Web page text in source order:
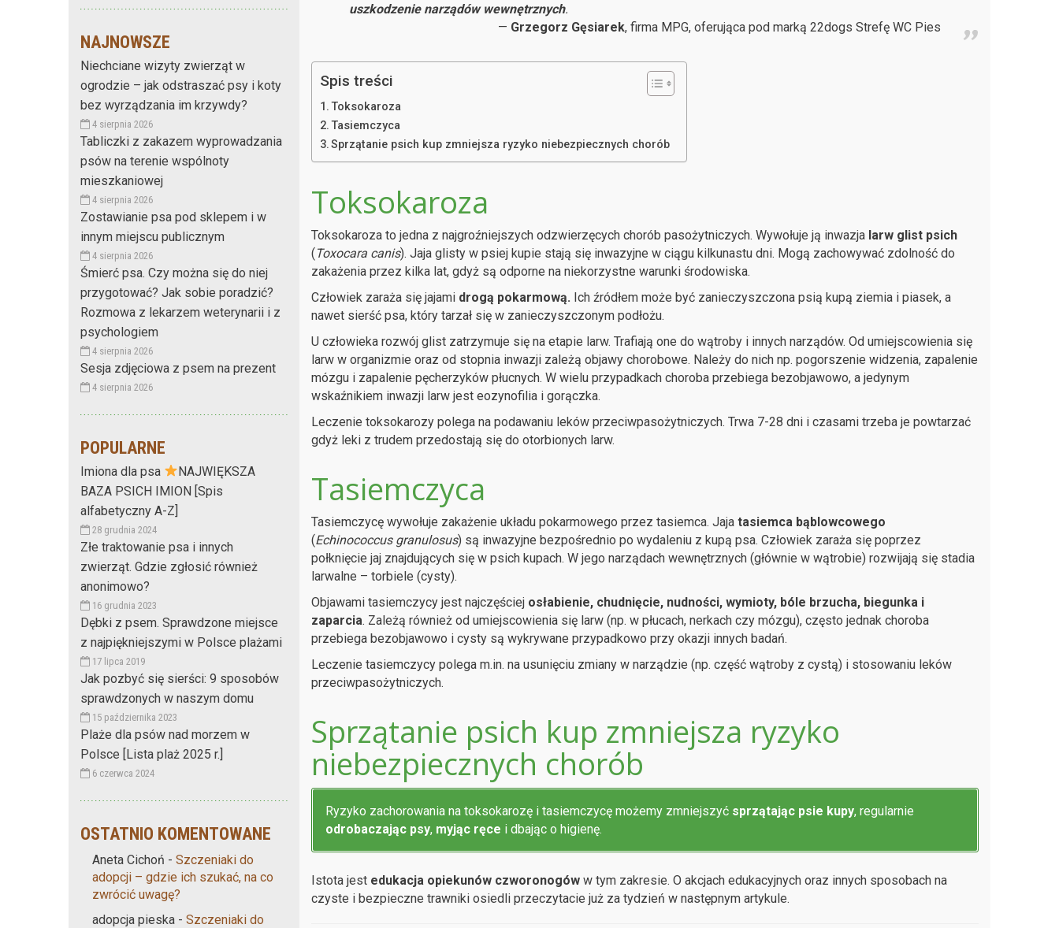
NAJNOWSZE
Niechciane wizyty zwierząt w
ogrodzie – jak odstraszać psy i koty
bez wyrządzania im krzywdy?
4 sierpnia 2026
Tabliczki z zakazem wyprowadzania
psów na terenie wspólnoty
mieszkaniowej
4 sierpnia 2026
Zostawianie psa pod sklepem i w
innym miejscu publicznym
4 sierpnia 2026
Śmierć psa. Czy można się do niej
przygotować? Jak sobie poradzić?
Rozmowa z lekarzem weterynarii i z
psychologiem
4 sierpnia 2026
Sesja zdjęciowa z psem na prezent
4 sierpnia 2026
POPULARNE
Imiona dla psa
NAJWIĘKSZA
BAZA PSICH IMION [Spis
alfabetyczny A-Z]
28 grudnia 2024
Złe traktowanie psa i innych
zwierząt. Gdzie zgłosić również
anonimowo?
16 grudnia 2023
Dębki z psem. Sprawdzone miejsce
z najpiękniejszymi w Polsce plażami
17 lipca 2019
Jak pozbyć się sierści: 9 sposobów
sprawdzonych w naszym domu
15 października 2023
Plaże dla psów nad morzem w
Polsce [Lista plaż 2025 r.]
6 czerwca 2024
OSTATNIO KOMENTOWANE
Aneta Cichoń - Szczeniaki do
adopcji – gdzie ich szukać, na co
zwrócić uwagę?
adopcja pieska - Szczeniaki do
uszkodzenie narządów wewnętrznych.
Grzegorz Gęsiarek, firma MPG, oferująca pod marką 22dogs Strefę WC Pies
Spis treści
Toksokaroza
Tasiemczyca
Sprzątanie psich kup zmniejsza ryzyko niebezpiecznych chorób
Toksokaroza
Toksokaroza to jedna z najgroźniejszych odzwierzęcych chorób pasożytniczych. Wywołuje ją inwazja larw glist psich
(Toxocara canis). Jaja glisty w psiej kupie stają się inwazyjne w ciągu kilkunastu dni. Mogą zachowywać zdolność do
zakażenia przez kilka lat, gdyż są odporne na niekorzystne warunki środowiska.
Człowiek zaraża się jajami drogą pokarmową. Ich źródłem może być zanieczyszczona psią kupą ziemia i piasek, a
nawet sierść psa, który tarzał się w zanieczyszczonym podłożu.
U człowieka rozwój glist zatrzymuje się na etapie larw. Trafiają one do wątroby i innych narządów. Od umiejscowienia się
larw w organizmie oraz od stopnia inwazji zależą objawy chorobowe. Należy do nich np. pogorszenie widzenia, zapalenie
mózgu i zapalenie pęcherzyków płucnych. W wielu przypadkach choroba przebiega bezobjawowo, a jedynym
wskaźnikiem inwazji larw jest eozynofilia i gorączka.
Leczenie toksokarozy polega na podawaniu leków przeciwpasożytniczych. Trwa 7-28 dni i czasami trzeba je powtarzać
gdyż leki z trudem przedostają się do otorbionych larw.
Tasiemczyca
Tasiemczycę wywołuje zakażenie układu pokarmowego przez tasiemca. Jaja tasiemca bąblowcowego
(Echinococcus granulosus) są inwazyjne bezpośrednio po wydaleniu z kupą psa. Człowiek zaraża się poprzez
połknięcie jaj znajdujących się w psich kupach. W jego narządach wewnętrznych (głównie w wątrobie) rozwijają się stadia
larwalne – torbiele (cysty).
Objawami tasiemczycy jest najczęściej osłabienie, chudnięcie, nudności, wymioty, bóle brzucha, biegunka i
zaparcia. Zależą również od umiejscowienia się larw (np. w płucach, nerkach czy mózgu), często jednak choroba
przebiega bezobjawowo i cysty są wykrywane przypadkowo przy okazji innych badań.
Leczenie tasiemczycy polega m.in. na usunięciu zmiany w narządzie (np. część wątroby z cystą) i stosowaniu leków
przeciwpasożytniczych.
Sprzątanie psich kup zmniejsza ryzyko
niebezpiecznych chorób
Ryzyko zachorowania na toksokarozę i tasiemczycę możemy zmniejszyćsprzątając psie kupy, regularnie
odrobaczając psy, myjąc ręce i dbając o higienę.
Istota jest edukacja opiekunów czworonogów w tym zakresie. O akcjach edukacyjnych oraz innych sposobach na
czyste i bezpieczne trawniki osiedli przeczytacie już za tydzień w następnym artykule.